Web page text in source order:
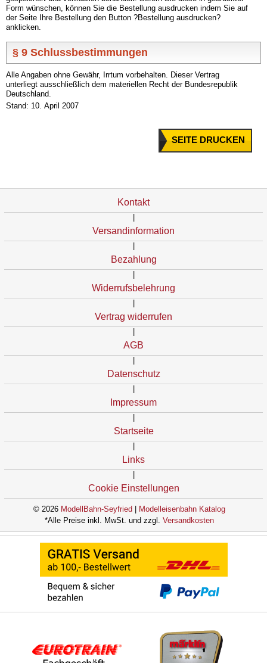
Form wünschen, können Sie die Bestellung ausdrucken indem Sie auf
der Seite Ihre Bestellung den Button ?Bestellung ausdrucken?
anklicken.
§ 9 Schlussbestimmungen
Alle Angaben ohne Gewähr, Irrtum vorbehalten. Dieser Vertrag
unterliegt ausschließlich dem materiellen Recht der Bundesrepublik
Deutschland.
Stand: 10. April 2007
SEITE DRUCKEN
Kontakt
Versandinformation
Bezahlung
Widerrufsbelehrung
Vertrag widerrufen
AGB
Datenschutz
Impressum
Startseite
Links
Cookie Einstellungen
© 2026 ModellBahn-Seyfried
Modelleisenbahn Katalog
*Alle Preise inkl. MwSt. und zzgl. Versandkosten